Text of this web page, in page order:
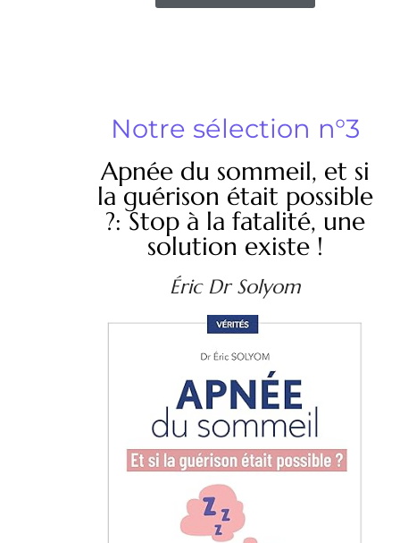
Notre sélection n°3
Apnée du sommeil, et si
la guérison était possible
?: Stop à la fatalité, une
solution existe !
Éric Dr Solyom